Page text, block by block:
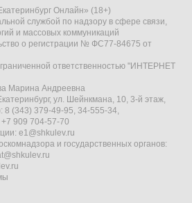
Онлайн» (18+)
службой по надзору в сфере связи,
и массовых коммуникаций
о регистрации № ФС77-84675 от
ответственностью "ИНТЕРНЕТ
Марина Андреевна
ул. Шейнкмана, 10, 3-й этаж,
8 (343) 379-49-95, 34-555-34,
909 704-57-70
e1@shkulev.ru
и государственных органов: